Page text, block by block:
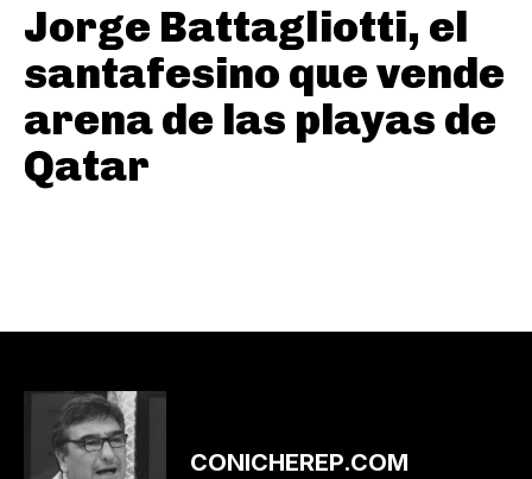
Jorge Battagliotti, el
santafesino que vende
arena de las playas de
Qatar
CONICHEREP.COM